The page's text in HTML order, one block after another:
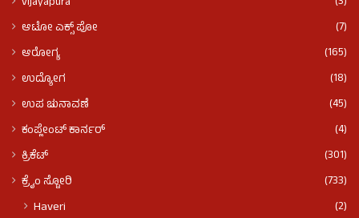
ಆಟೋ ಎಕ್ಸ್ ಪೋ
(7)
ಆರೋಗ್ಯ
(165)
ಉದ್ಯೋಗ
(18)
ಉಪ ಚುನಾವಣೆ
(45)
ಕಂಪ್ಲೇಂಟ್ ಕಾರ್ನರ್
(4)
ಕ್ರಿಕೆಟ್
(301)
ಕ್ರೈಂ ಸ್ಟೋರಿ
(733)
Haveri (2)